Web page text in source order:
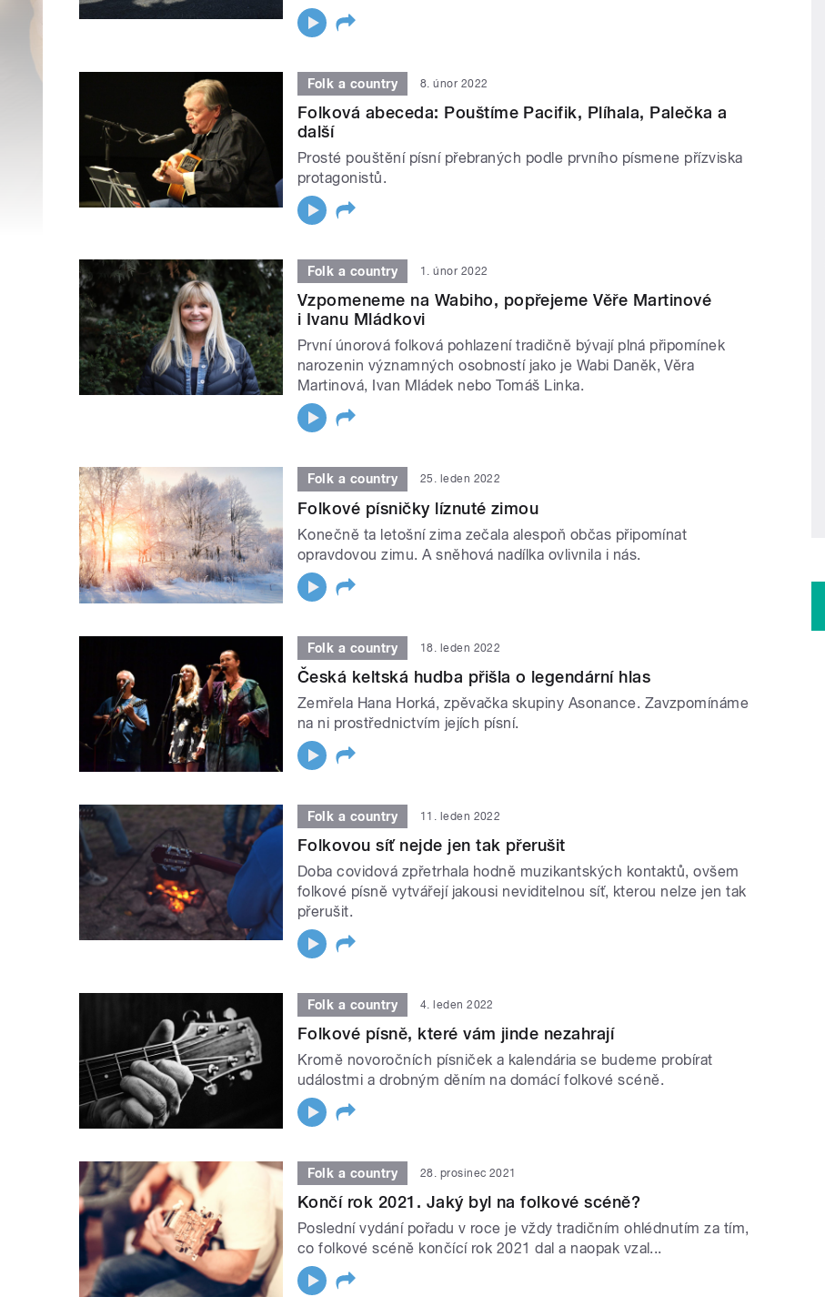
Folk a country 8. únor 2022
Folková abeceda: Pouštíme Pacifik, Plíhala, Palečka a
další
Prosté pouštění písní přebraných podle prvního písmene přízviska
protagonistů.
Folk a country 1. únor 2022
Vzpomeneme na Wabiho, popřejeme Věře Martinové
i Ivanu Mládkovi
První únorová folková pohlazení tradičně bývají plná připomínek
narozenin významných osobností jako je Wabi Daněk, Věra
Martinová, Ivan Mládek nebo Tomáš Linka.
Folk a country 25. leden 2022
Folkové písničky líznuté zimou
Konečně ta letošní zima zečala alespoň občas připomínat
opravdovou zimu. A sněhová nadílka ovlivnila i nás.
Folk a country 18. leden 2022
Česká keltská hudba přišla o legendární hlas
Zemřela Hana Horká, zpěvačka skupiny Asonance. Zavzpomínáme
na ni prostřednictvím jejích písní.
Folk a country 11. leden 2022
Folkovou síť nejde jen tak přerušit
Doba covidová zpřetrhala hodně muzikantských kontaktů, ovšem
folkové písně vytvářejí jakousi neviditelnou síť, kterou nelze jen tak
přerušit.
Folk a country 4. leden 2022
Folkové písně, které vám jinde nezahrají
Kromě novoročních písniček a kalendária se budeme probírat
událostmi a drobným děním na domácí folkové scéně.
Folk a country 28. prosinec 2021
Končí rok 2021. Jaký byl na folkové scéně?
Poslední vydání pořadu v roce je vždy tradičním ohlédnutím za tím,
co folkové scéně končící rok 2021 dal a naopak vzal...